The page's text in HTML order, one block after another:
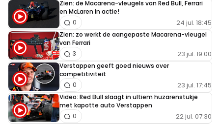
Zien: de Macarena-vleugels van Red Bull, Ferrari
en McLaren in actie!
24 jul. 18:45
0
Zien: zo werkt de aangepaste Macarena-vleugel
van Ferrari
23 jul. 19:00
3
Verstappen geeft goed nieuws over
competitiviteit
23 jul. 17:45
0
Video: Red Bull slaagt in ultiem huzarenstukje
met kapotte auto Verstappen
22 jul. 07:30
0